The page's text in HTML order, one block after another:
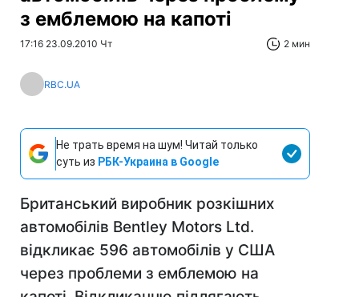
з емблемою на капоті
17:16 23.09.2010 Чт 2 мин
RBC.UA
Не трать время на шум! Читай только
суть из РБК-Украина в Google
Британський виробник розкішних
автомобілів Bentley Motors Ltd.
відкликає 596 автомобілів у США
через проблеми з емблемою на